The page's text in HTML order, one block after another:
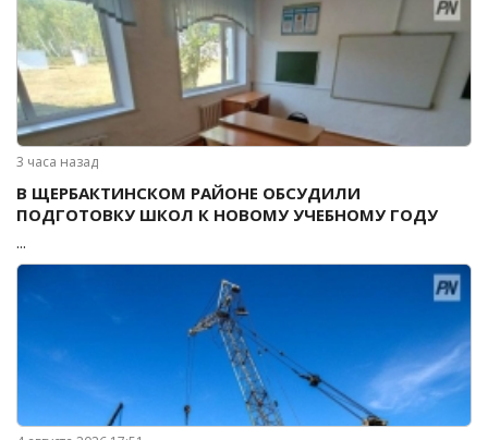
3 часа назад
В ЩЕРБАКТИНСКОМ РАЙОНЕ ОБСУДИЛИ
ПОДГОТОВКУ ШКОЛ К НОВОМУ УЧЕБНОМУ ГОДУ
...